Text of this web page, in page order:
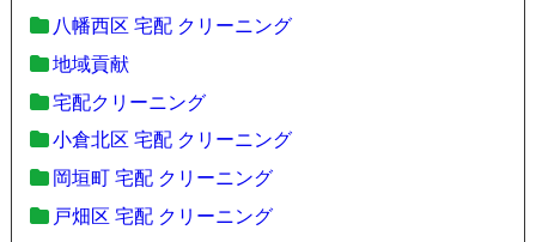
八幡西区 宅配 クリーニング
地域貢献
宅配クリーニング
小倉北区 宅配 クリーニング
岡垣町 宅配 クリーニング
戸畑区 宅配 クリーニング